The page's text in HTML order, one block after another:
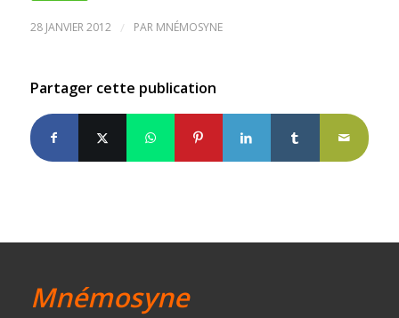
28 JANVIER 2012 / PAR MNÉMOSYNE
Partager cette publication
Mnémosyne